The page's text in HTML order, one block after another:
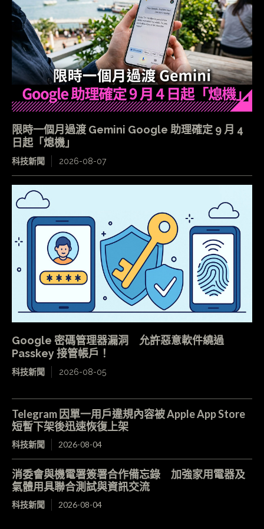
限時一個月過渡 Gemini Google 助理確定 9 月 4
日起「熄機」
科技新聞 2026-08-07
Google 密碼管理器漏洞 允許惡意軟件繞過
Passkey 接管帳戶！
科技新聞 2026-08-05
Telegram 因單一用戶違規內容被 Apple App Store
短暫下架後迅速恢復上架
科技新聞 2026-08-04
消委會與機電署簽署合作備忘錄 加強家用電器及
氣體用具聯合測試與資訊交流
科技新聞 2026-08-04